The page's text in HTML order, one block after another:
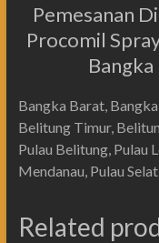
Pemesanan
Procomil
Bangka Barat,
Belitung Timur,
Pulau Belitung, Pulau
Mendanau, Pulau
Related